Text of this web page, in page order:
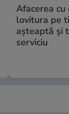
Afacerea
lovitura pe
aşteaptă şi
serviciu